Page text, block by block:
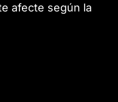
afecte según la